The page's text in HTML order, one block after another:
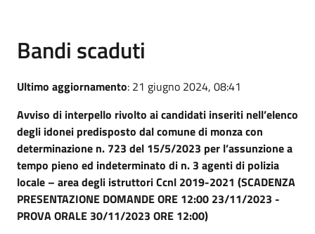
Bandi scaduti
Ultimo aggiornamento: 21 giugno 2024, 08:41
Avviso di interpello rivolto ai candidati inseriti nell’elenco
degli idonei predisposto dal comune di monza con
determinazione n. 723 del 15/5/2023 per l’assunzione a
tempo pieno ed indeterminato di n. 3 agenti di polizia
locale – area degli istruttori Ccnl 2019-2021 (SCADENZA
PRESENTAZIONE DOMANDE ORE 12:00 23/11/2023 -
PROVA ORALE 30/11/2023 ORE 12:00)